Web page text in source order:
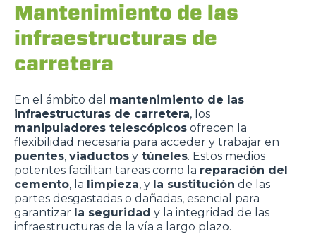
Mantenimiento de las
infraestructuras de
carretera
En el ámbito del mantenimiento de las
infraestructuras de carretera, los
manipuladores telescópicos ofrecen la
flexibilidad necesaria para acceder y trabajar en
puentes, viaductos y túneles. Estos medios
potentes facilitan tareas como la reparación del
cemento, la limpieza, y la sustitución de las
partes desgastadas o dañadas, esencial para
garantizar la seguridad y la integridad de las
infraestructuras de la vía a largo plazo.